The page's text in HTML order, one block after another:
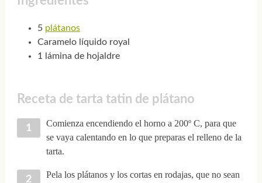
5 plátanos
Caramelo líquido royal
1 lámina de hojaldre
Receta de tarta tatin de plátano
Comienza encendiendo el horno a 200º C, para que
se vaya calentando en lo que preparas el relleno de la
tarta.
Pela los plátanos y los cortas en rodajas, que no sean